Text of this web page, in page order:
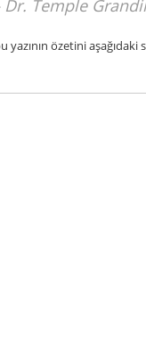
Dr. Temple
yazının özetini